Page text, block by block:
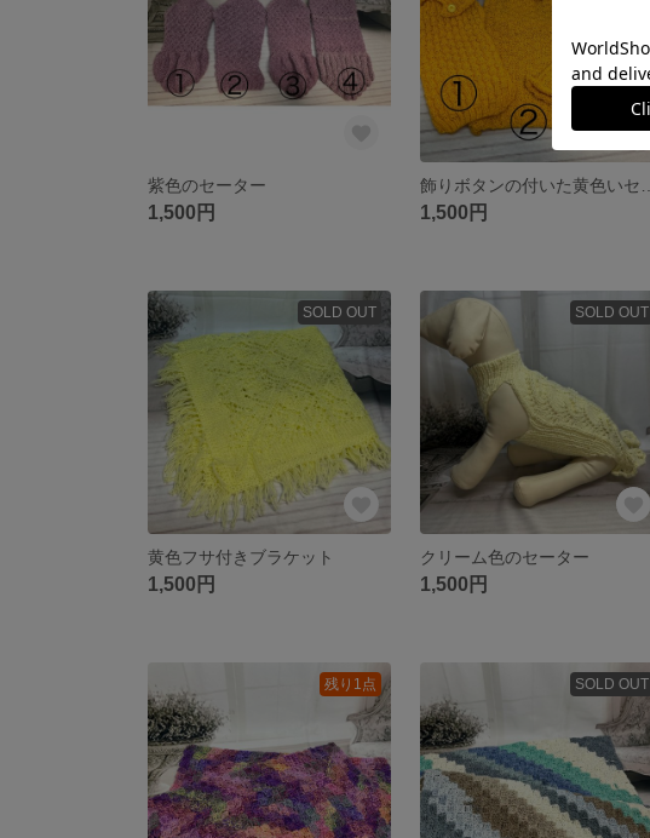
紫色のセーター
1,500円 1,500円
SOLD OUT
黄色フサ付きブラケット
1,500円
SOLD OUT
クリーム色のセーター
1,500円
残り1点 SOLD OUT